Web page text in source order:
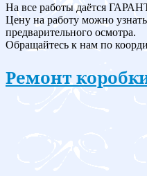
На все работы даётся
Цену на работу можно
предварительного осмотра.
Обращайтесь к нам по
Ремонт